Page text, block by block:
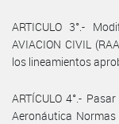
ARTICULO 3°.-
AVIACION CIVIL
los lineamientos
ARTÍCULO 4°.-
Aeronáutica